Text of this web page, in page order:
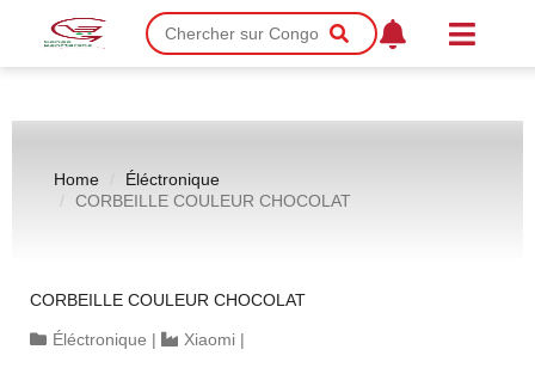
Home
Éléctronique
CORBEILLE COULEUR CHOCOLAT
CORBEILLE COULEUR CHOCOLAT
Éléctronique | Xiaomi |